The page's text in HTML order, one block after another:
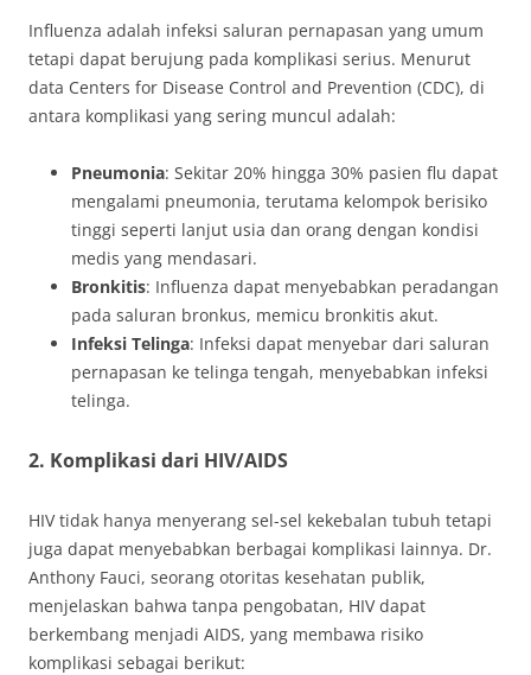
Influenza adalah infeksi saluran pernapasan yang umum
tetapi dapat berujung pada komplikasi serius. Menurut
data Centers for Disease Control and Prevention (CDC), di
antara komplikasi yang sering muncul adalah:
Pneumonia: Sekitar 20% hingga 30% pasien flu dapat
mengalami pneumonia, terutama kelompok berisiko
tinggi seperti lanjut usia dan orang dengan kondisi
medis yang mendasari.
Bronkitis: Influenza dapat menyebabkan peradangan
pada saluran bronkus, memicu bronkitis akut.
Infeksi Telinga: Infeksi dapat menyebar dari saluran
pernapasan ke telinga tengah, menyebabkan infeksi
telinga.
2. Komplikasi dari HIV/AIDS
HIV tidak hanya menyerang sel-sel kekebalan tubuh tetapi
juga dapat menyebabkan berbagai komplikasi lainnya. Dr.
Anthony Fauci, seorang otoritas kesehatan publik,
menjelaskan bahwa tanpa pengobatan, HIV dapat
berkembang menjadi AIDS, yang membawa risiko
komplikasi sebagai berikut: